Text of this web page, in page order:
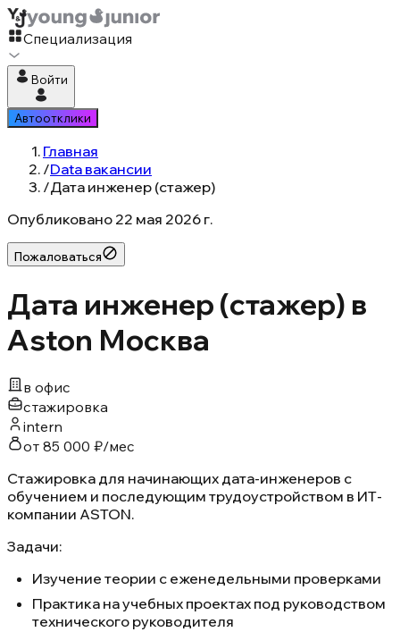
Специализация
Войти
Автоотклики
Главная
/Data вакансии
/Дата инженер (стажер)
Опубликовано 22 мая 2026 г.
Пожаловаться
Дата инженер (стажер) в
Aston Москва
в офис
стажировка
intern
от 85 000 ₽/мес
Стажировка для начинающих дата-инженеров с
обучением и последующим трудоустройством в ИТ-
компании ASTON.
Задачи:
Изучение теории с еженедельными проверками
Практика на учебных проектах под руководством
технического руководителя